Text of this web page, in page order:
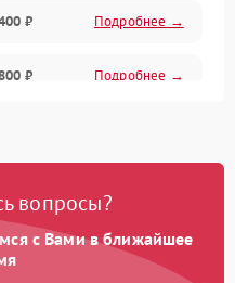
₽ Подробнее →
₽ Подробнее →
₽ Подробнее →
вопросы?
с Вами в ближайшее